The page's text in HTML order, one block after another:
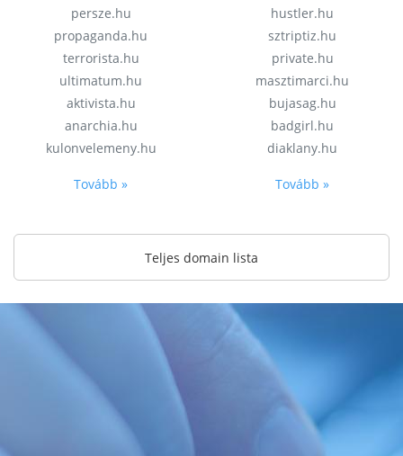
persze.hu
propaganda.hu
terrorista.hu
ultimatum.hu
aktivista.hu
anarchia.hu
kulonvelemeny.hu
Tovább »
hustler.hu
sztriptiz.hu
private.hu
masztimarci.hu
bujasag.hu
badgirl.hu
diaklany.hu
Tovább »
Teljes domain lista